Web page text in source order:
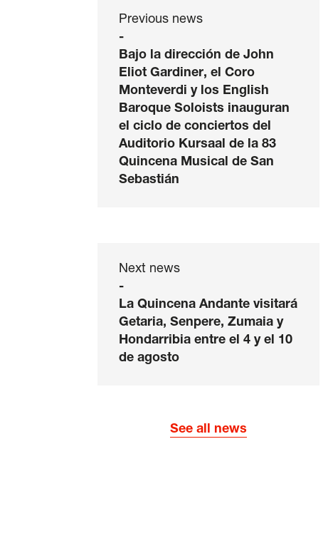
Previous news
-
Bajo la dirección de John
Eliot Gardiner, el Coro
Monteverdi y los English
Baroque Soloists inauguran
el ciclo de conciertos del
Auditorio Kursaal de la 83
Quincena Musical de San
Sebastián
Next news
-
La Quincena Andante visitará
Getaria, Senpere, Zumaia y
Hondarribia entre el 4 y el 10
de agosto
See all news